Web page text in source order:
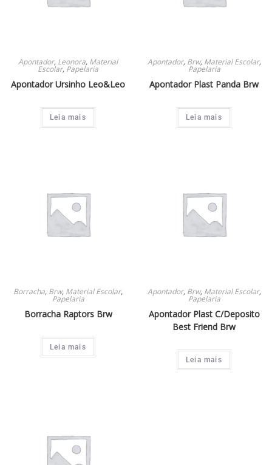
Apontador, Leonora, Material
Escolar, Papelaria
Apontador Ursinho Leo&Leo
Leia mais
Apontador, Brw, Material Escolar,
Papelaria
Apontador Plast Panda Brw
Leia mais
Borracha, Brw, Material Escolar,
Papelaria
Borracha Raptors Brw
Leia mais
Apontador, Brw, Material Escolar,
Papelaria
Apontador Plast C/Deposito
Best Friend Brw
Leia mais